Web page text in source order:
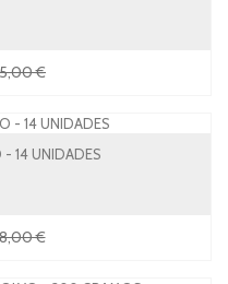
€
- 14 UNIDADES
€